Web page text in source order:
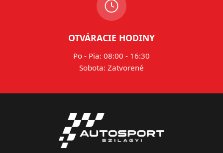
OTVÁRACIE HODINY
Po - Pia: 08:00 - 16:30
Sobota: Zatvorené